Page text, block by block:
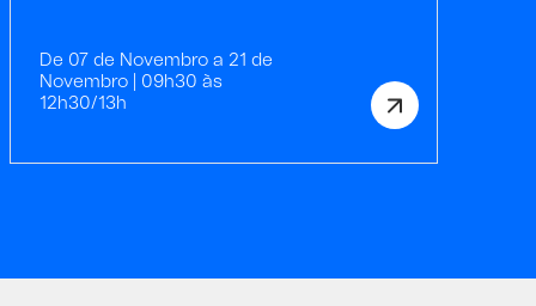
De 07 de Novembro a 21 de
Novembro | 09h30 às
12h30/13h